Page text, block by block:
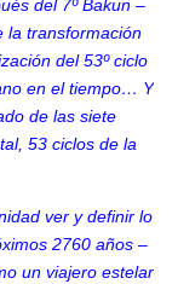
del 7º Bakun –
la transformación
del 53º ciclo
en el tiempo… Y
de las siete
53 ciclos de la
ver y definir lo
2760 años –
un viajero estelar